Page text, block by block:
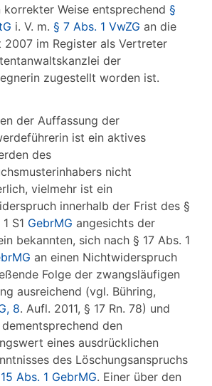
korrekter Weise entsprechend §
i. V. m. § 7 Abs. 1 VwZG an die
2007 im Register als Vertreter
der
zugestellt worden ist.
der Auffassung der
ist ein aktives
des
nicht
vielmehr ist ein
innerhalb der Frist des §
S1 GebrMG angesichts der
bekannten, sich nach § 17 Abs. 1
an einen Nichtwiderspruch
Folge der zwangsläufigen
ausreichend (vgl. Bühring,
8. Aufl. 2011, § 17 Rn. 78) und
den
eines ausdrücklichen
des Löschungsanspruchs
Abs. 1 GebrMG. Einer über den